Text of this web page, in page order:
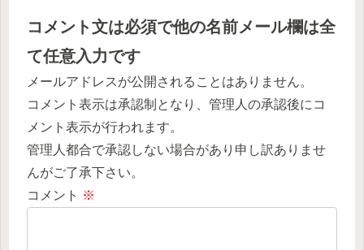
コメント文は必須で他の名前メール欄は全
て任意入力です
メールアドレスが公開されることはありません。
コメント表示は承認制となり、管理人の承認後にコ
メント表示が行われます。
管理人都合で承認しない場合があり申し訳ありませ
んがご了承下さい。
コメント ※